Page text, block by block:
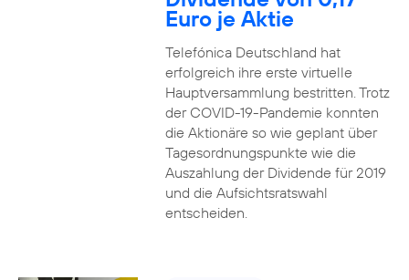
Euro je Aktie
Telefónica Deutschland hat
erfolgreich ihre erste virtuelle
Hauptversammlung bestritten. Trotz
der COVID-19-Pandemie konnten
die Aktionäre so wie geplant über
Tagesordnungspunkte wie die
Auszahlung der Dividende für 2019
und die Aufsichtsratswahl
entscheiden.